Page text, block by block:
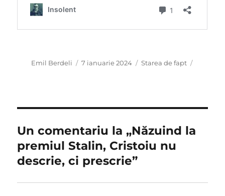
Autor
Emil Berdeli
Publicat
7 ianuarie 2024 Categorii
Starea de fapt
Un comentariu la „Năzuind la
premiul Stalin, Cristoiu nu
descrie, ci prescrie”